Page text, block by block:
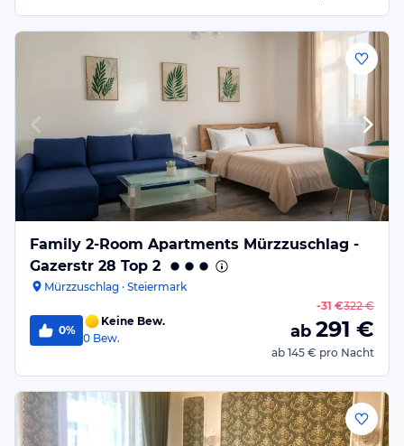
Family 2-Room Apartments Mürzzuschlag -
Gazerstr 28 Top 2
Mürzzuschlag · Steiermark
0%
Keine Bew.
0 Bew.
-31 €322 €
ab 291 €
ab 145 € pro Nacht